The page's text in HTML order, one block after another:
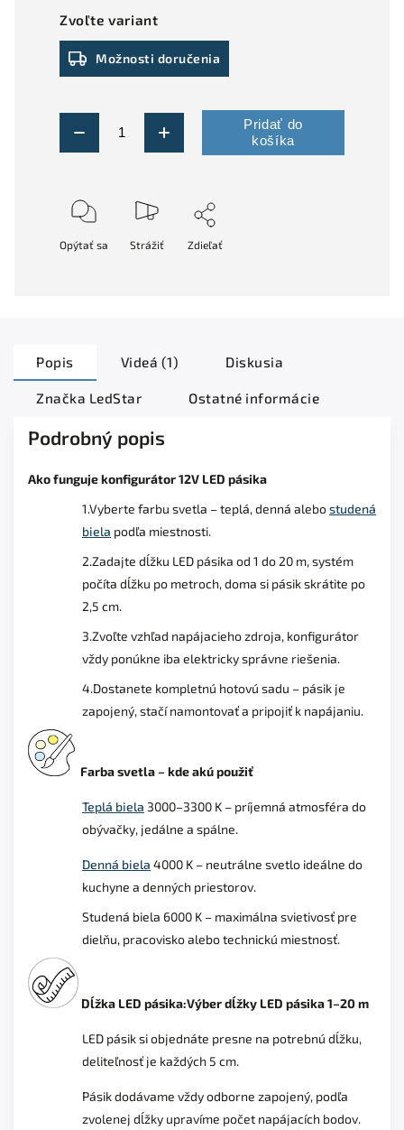
Zvoľte variant
Možnosti doručenia
Pridať do
košíka
Opýtať sa Strážiť Zdieľať
Popis Videá (1) Diskusia
Značka LedStar Ostatné informácie
Podrobný popis
Ako funguje konfigurátor 12V LED pásika
1.Vyberte farbu svetla – teplá, denná alebostudená
biela podľa miestnosti.
2.Zadajte dĺžku LED pásika od 1 do 20 m, systém
počíta dĺžku po metroch, doma si pásik skrátite po
2,5 cm.
3.Zvoľte vzhľad napájacieho zdroja, konfigurátor
vždy ponúkne iba elektricky správne riešenia.
4.Dostanete kompletnú hotovú sadu – pásik je
zapojený, stačí namontovať a pripojiť k napájaniu.
Farba svetla – kde akú použiť
Teplá biela 3000–3300 K – príjemná atmosféra do
obývačky, jedálne a spálne.
Denná biela 4000 K – neutrálne svetlo ideálne do
kuchyne a denných priestorov.
Studená biela 6000 K – maximálna svietivosť pre
dielňu, pracovisko alebo technickú miestnosť.
Dĺžka LED pásika:Výber dĺžky LED pásika 1–20 m
LED pásik si objednáte presne na potrebnú dĺžku,
deliteľnosť je každých 5 cm.
Pásik dodávame vždy odborne zapojený, podľa
zvolenej dĺžky upravíme počet napájacích bodov.